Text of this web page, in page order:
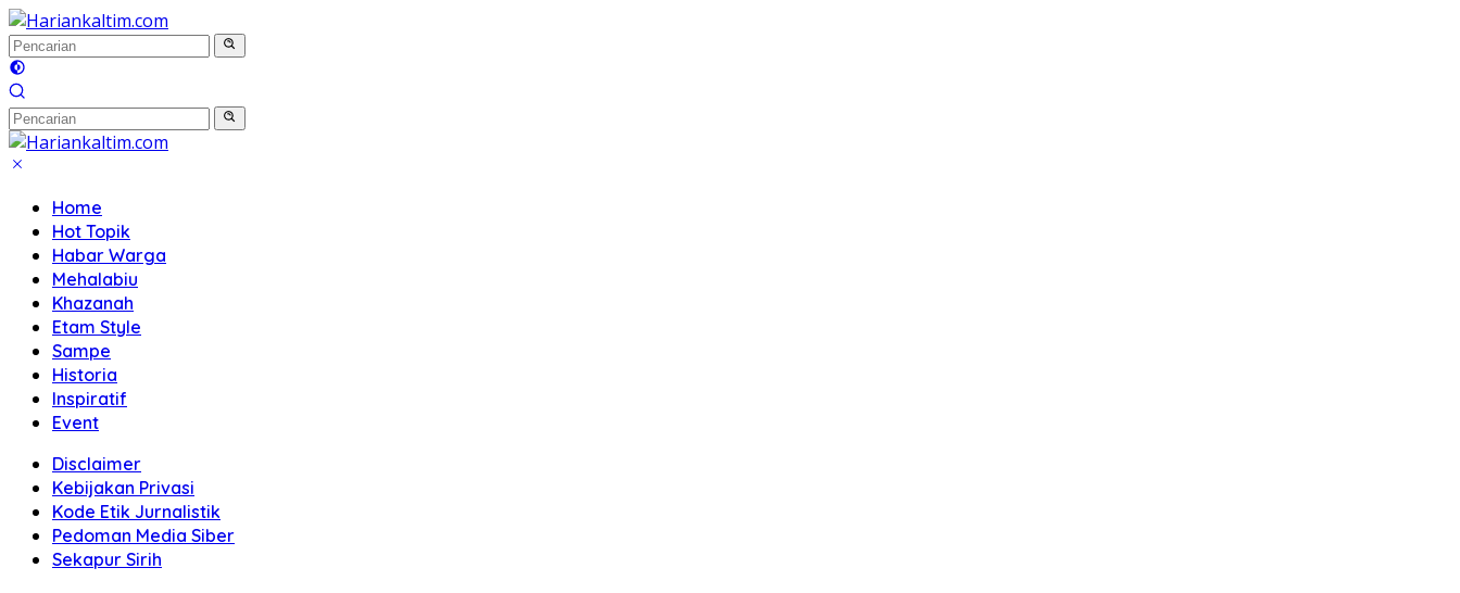
Langsung
ke
konten
Home
Hot Topik
Habar Warga
Mehalabiu
Khazanah
Etam Style
Sampe
Historia
Inspiratif
Event
Disclaimer
Kebijakan Privasi
Kode Etik Jurnalistik
Pedoman Media Siber
Sekapur Sirih